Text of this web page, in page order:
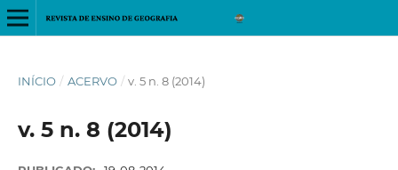
INÍCIO / ACERVO / v. 5 n. 8 (2014)
v. 5 n. 8 (2014)